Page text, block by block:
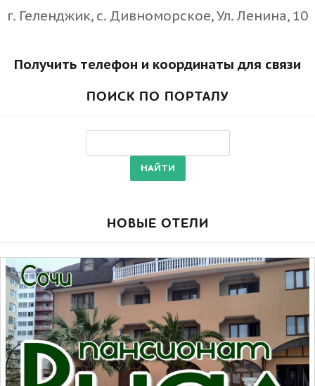
г. Геленджик, с. Дивноморское, Ул. Ленина, 10
Получить телефон и координаты для связи
ПОИСК ПО ПОРТАЛУ
НОВЫЕ ОТЕЛИ